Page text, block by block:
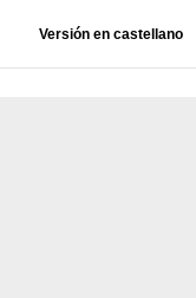
Versión en castellano